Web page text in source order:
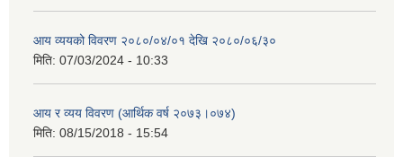
आय व्ययको विवरण २०८०/०४/०१ देखि २०८०/०६/३०
मिति: 07/03/2024 - 10:33
आय र व्यय विवरण (आर्थिक वर्ष २०७३।०७४)
मिति: 08/15/2018 - 15:54